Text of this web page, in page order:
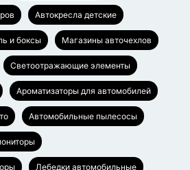
Автокресла детские
и боксы Магазины авточехлов
Светоотражающие элементы
Ароматизаторы для автомобилей
Автомобильные пылесосы
Лебедки автомобильные